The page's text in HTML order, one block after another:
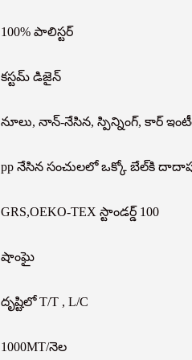
100% పాలిస్టర్
కస్టమ్ డిజైన్
నూలు, నాన్-నేసిన, స్పిన్నింగ్, కార్
pp నేసిన సంచులలో ఒక్కో బేల్‌కి
GRS,OEKO-TEX స్టాండర్డ్ 100
షాంఘై
దృష్టిలో T/T , L/C
1000MT/నెల